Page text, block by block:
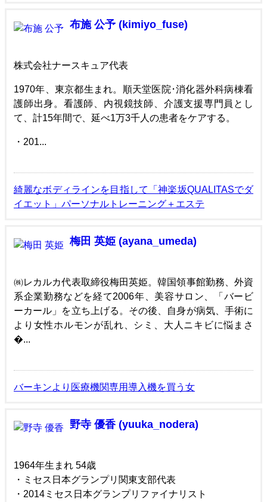
布施 公予 (kimiyo_fuse)
株式会社ナースキュア代表
1970年、東京都生まれ。順天堂医院･消化器外科病棟看
護師出身。看護師、内視鏡技師、介護支援専門員とし
て、計15年間で、延べ1万3千人の患者をケアする。
・201...
綺麗なボディラインを目指して「神楽坂QUALITASでダ
イエット」パーソナルトレーニング＋エステ
梅田 英姫 (ayana_umeda)
㈱レカルカ代表取締役梅田英姫。韓国領事館勤務、外資
系企業勤務などを経て2006年、美容サロン、「バービ
ーカール」を立ち上げる。その後、自身が病気、手術に
より女性ホルモンが乱れ、シミ、大人ニキビに悩まさ
�...
バーキンより医療機関専用導入機を買う女
野寺 優香 (yuuka_nodera)
1964年生まれ 54歳
・ミセス日本グランプリ関東支部代表
・2014ミセス日本グランプリファイナリスト